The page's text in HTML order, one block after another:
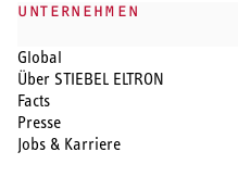
UNTERNEHMEN
Global
Über STIEBEL ELTRON
Facts
Presse
Jobs & Karriere